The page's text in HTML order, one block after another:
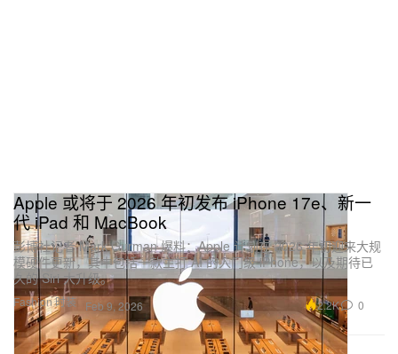
Fashion 时装
Apple 或将于 2026 年初发布 iPhone 17e、新一
代 iPad 和 MacBook
彭博社记者 Mark Gurman 爆料：Apple 计划在 2026 年初迎来大规
模硬件更新，其中包括一款主打 AI 的入门级 iPhone，以及期待已
久的 Siri 大升级。
Feb 9, 2026 2.2K 0